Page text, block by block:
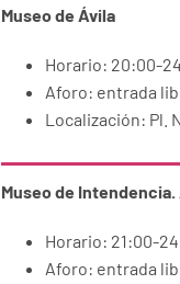
Museo de Ávila
Horario: 20:00-
Aforo: entrada
Localización: Pl.
Museo de Intendencia.
Horario: 21:00-
Aforo: entrada